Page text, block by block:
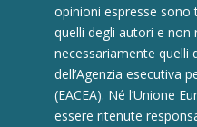
opinioni espresse sono
quelli degli autori e non
necessariamente quelli
dell’Agenzia esecutiva
(EACEA). Né l’Unione
essere ritenute